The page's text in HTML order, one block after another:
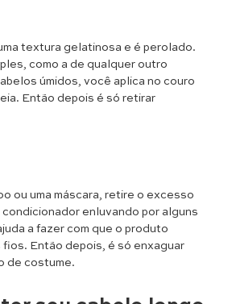
textura gelatinosa e é perolado.
como a de qualquer outro
úmidos, você aplica no couro
Então depois é só retirar
ou uma máscara, retire o excesso
condicionador enluvando por alguns
a fazer com que o produto
Então depois, é só enxaguar
de costume.